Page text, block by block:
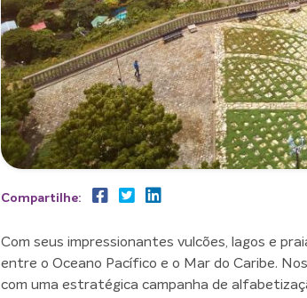
Compartilhe:
Com seus impressionantes vulcões, lagos e
entre o Oceano Pacífico e o Mar do Caribe.
com uma estratégica campanha de